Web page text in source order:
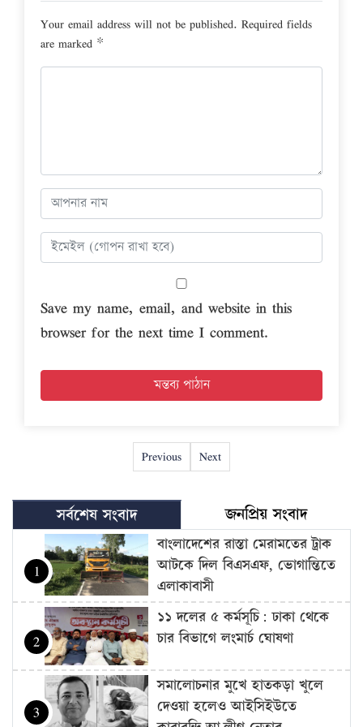
Your email address will not be published. Required fields
are marked *
Save my name, email, and website in this
browser for the next time I comment.
Previous Next
সর্বশেষ সংবাদ জনপ্রিয় সংবাদ
1
বাংলাদেশের রাস্তা মেরামতের ট্রাক
আটকে দিল বিএসএফ, ভোগান্তিতে
এলাকাবাসী
2
১১ দলের ৫ কর্মসূচি: ঢাকা থেকে
চার বিভাগে লংমার্চ ঘোষণা
3
সমালোচনার মুখে হাতকড়া খুলে
দেওয়া হলেও আইসিইউতে